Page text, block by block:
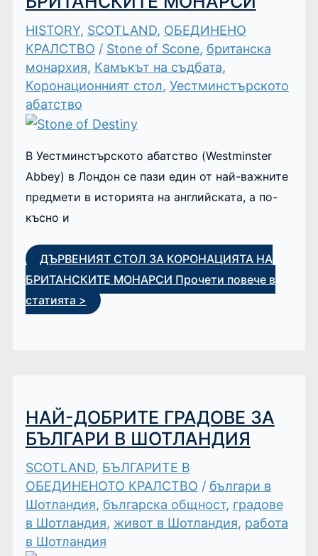
HISTORY, SCOTLAND, ОБЕДИНЕНО
КРАЛСТВО / Stone of Scone, британска
монархия, Камъкът на съдбата,
Коронационният стол, Уестминстърското
абатство
В Уестминстърското абатство (Westminster
Abbey) в Лондон се пази един от най-важните
предмети в историята на английската, а по-
късно и
ДЪРВЕНИЯТ СТОЛ ЗА КОРОНАЦИЯТА НА
БРИТАНСКИТЕ МОНАРСИ Прочети повече в
статията >
НАЙ-ДОБРИТЕ ГРАДОВЕ ЗА
БЪЛГАРИ В ШОТЛАНДИЯ
SCOTLAND, БЪЛГАРИТЕ В
ОБЕДИНЕНОТО КРАЛСТВО / българи в
Шотландия, българска общност, градове
в Шотландия, живот в Шотландия, работа
в Шотландия